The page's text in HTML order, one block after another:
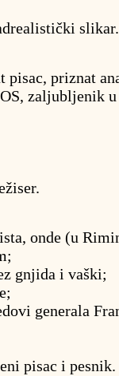
slikar.
pisac, priznat
zaljubljenik u
onde (u
gnjida i vaški;
generala
pisac i pesnik.